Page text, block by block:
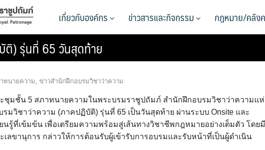
เกี่ยวกับองค์กร ข่าวสารและกิจกรรม กฎหมาย/คลัง
ติ) รุ่นที่ 65 วันสุดท้าย
ทนายความ, ข่าวสำนักฝึกอบรมวิชาว่าความ
ชุมชั้น 5 สภาทนายความในพระบรมราชูปถัมภ์ สำนักฝึกอบรมวิชาว่าความแห่
มวิชาว่าความ (ภาคปฏิบัติ) รุ่นที่ 65 เป็นวันสุดท้าย ผ่านระบบ Onsite และ
นรู้ที่เข้มข้น เพื่อเตรียมความพร้อมสู่เส้นทางวิชาชีพกฎหมายอย่างเต็มตัว โดยมี
เลขานุการ กล่าวให้การต้อนรับผู้เข้ารับการอบรมและรับหน้าที่เป็นผู้ดำเนิน